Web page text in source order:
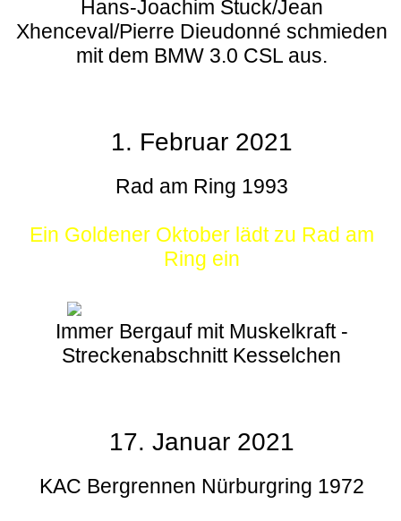
Hans-Joachim Stuck/Jean
Xhenceval/Pierre Dieudonné schmieden
mit dem BMW 3.0 CSL aus.
1. Februar 2021
Rad am Ring 1993
Ein Goldener Oktober lädt zu Rad am
Ring ein
Immer Bergauf mit Muskelkraft -
Streckenabschnitt Kesselchen
17. Januar 2021
KAC Bergrennen Nürburgring 1972